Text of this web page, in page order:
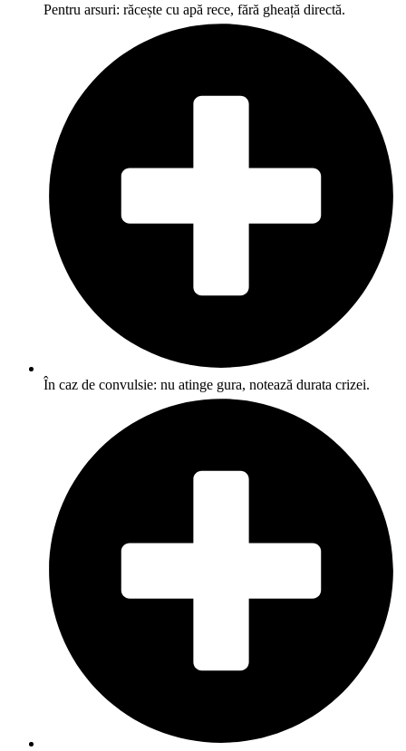
Pentru arsuri: răcește cu apă rece, fără gheață directă.
În caz de convulsie: nu atinge gura, notează durata crizei.